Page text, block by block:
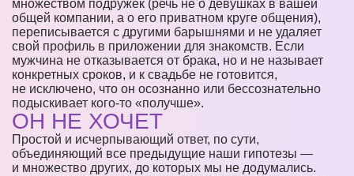
множеством подружек (речь не о девушках в вашей
общей компании, а о его приватном круге общения),
переписывается с другими барышнями и не удаляет
свой профиль в приложении для знакомств. Если
мужчина не отказывается от брака, но и не называет
конкретных сроков, и к свадьбе не готовится,
не исключено, что он осознанно или бессознательно
подыскивает кого-то «получше».
ОН НЕ ХОЧЕТ
Простой и исчерпывающий ответ, по сути,
объединяющий все предыдущие наши гипотезы —
и множество других, до которых мы не додумались.